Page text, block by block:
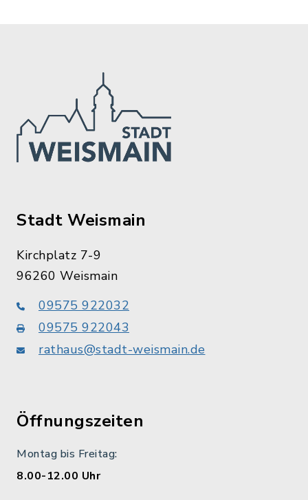
Stadt Weismain
Kirchplatz 7-9
96260 Weismain
09575 922032
09575 922043
rathaus@stadt-weismain.de
Öffnungszeiten
Montag bis Freitag:
8.00-12.00 Uhr